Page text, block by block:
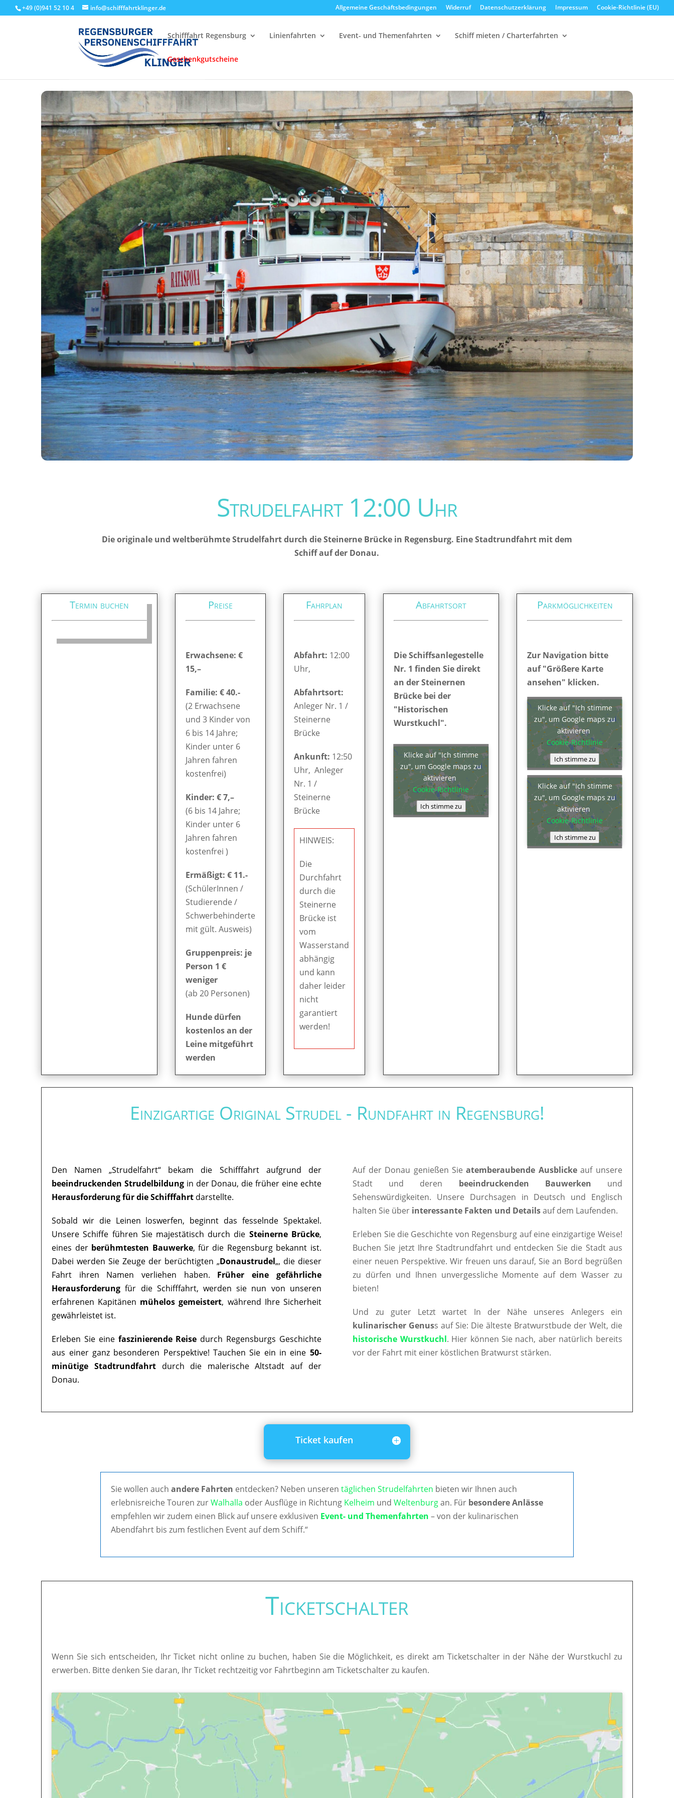
+49 (0)941 52 10 4 info@schifffahrtklinger.de Allgemeine Geschäftsbedingungen Widerruf Datenschutzerklärung Impressum Cookie-Richtlinie (EU)
Schifffahrt Regensburg Linienfahrten Event- und Themenfahrten Schiff mieten / Charterfahrten
Geschenkgutscheine
Events - Schifffahrt Regensburg Linienfahrten
Strudelfahrt 12:00 Uhr
Die originale und weltberühmte Strudelfahrt durch die Steinerne Brücke in Regensburg. Eine Stadtrundfahrt mit dem
Schiff auf der Donau.
Termin buchen Preise
Erwachsene: €
15,–
Familie: € 40.-
(2 Erwachsene
und 3 Kinder von
6 bis 14 Jahre;
Kinder unter 6
Jahren fahren
kostenfrei)
Kinder: € 7,–
(6 bis 14 Jahre;
Kinder unter 6
Jahren fahren
kostenfrei )
Ermäßigt: € 11.-
(SchülerInnen /
Studierende /
Schwerbehinderte
mit gült. Ausweis)
Gruppenpreis: je
Person 1 €
weniger
(ab 20 Personen)
Hunde dürfen
kostenlos an der
Leine mitgeführt
werden
Fahrplan
Abfahrt: 12:00
Uhr,
Abfahrtsort:
Anleger Nr. 1 /
Steinerne
Brücke
Ankunft: 12:50
Uhr, Anleger
Nr. 1 /
Steinerne
Brücke
HINWEIS:
Die
Durchfahrt
durch die
Steinerne
Brücke ist
vom
Wasserstand
abhängig
und kann
daher leider
nicht
garantiert
werden!
Abfahrtsort
Die Schiffsanlegestelle
Nr. 1 finden Sie direkt
an der Steinernen
Brücke bei der
"Historischen
Wurstkuchl".
Klicke auf "Ich stimme
zu", um Google maps zu
aktivieren
Cookie-Richtlinie
Ich stimme zu
Parkmöglichkeiten
Zur Navigation bitte
auf "Größere Karte
ansehen" klicken.
Klicke auf "Ich stimme
zu", um Google maps zu
aktivieren
Cookie-Richtlinie
Ich stimme zu
Klicke auf "Ich stimme
zu", um Google maps zu
aktivieren
Cookie-Richtlinie
Ich stimme zu
Einzigartige Original Strudel - Rundfahrt in Regensburg!
Den Namen „Strudelfahrt“ bekam die Schifffahrt aufgrund der
beeindruckenden Strudelbildung in der Donau, die früher eine echte
Herausforderung für die Schifffahrt darstellte.
Sobald wir die Leinen loswerfen, beginnt das fesselnde Spektakel.
Unsere Schiffe führen Sie majestätisch durch die Steinerne Brücke,
eines der berühmtesten Bauwerke, für die Regensburg bekannt ist.
Dabei werden Sie Zeuge der berüchtigten „Donaustrudel„, die dieser
Fahrt ihren Namen verliehen haben. Früher eine gefährliche
Herausforderung für die Schifffahrt, werden sie nun von unseren
erfahrenen Kapitänen mühelos gemeistert, während Ihre Sicherheit
gewährleistet ist.
Erleben Sie eine faszinierende Reise durch Regensburgs Geschichte
aus einer ganz besonderen Perspektive! Tauchen Sie ein in eine 50-
minütige Stadtrundfahrtdurch die malerische Altstadt auf der
Donau.
Auf der Donau genießen Sieatemberaubende Ausblickeauf unsere
Stadt und deren beeindruckenden Bauwerken und
Sehenswürdigkeiten. Unsere Durchsagen in Deutsch und Englisch
halten Sie über interessante Fakten und Detailsauf dem Laufenden.
Erleben Sie die Geschichte von Regensburg auf eine einzigartige Weise!
Buchen Sie jetzt Ihre Stadtrundfahrt und entdecken Sie die Stadt aus
einer neuen Perspektive. Wir freuen uns darauf, Sie an Bord begrüßen
zu dürfen und Ihnen unvergessliche Momente auf dem Wasser zu
bieten!
Und zu guter Letzt wartet In der Nähe unseres Anlegers ein
kulinarischer Genuss auf Sie: Die älteste Bratwurstbude der Welt, die
historische Wurstkuchl. Hier können Sie nach, aber natürlich bereits
vor der Fahrt mit einer köstlichen Bratwurst stärken.
Ticket kaufen
Sie wollen auchandere Fahrten entdecken? Neben unserentäglichen Strudelfahrten bieten wir Ihnen auch
erlebnisreiche Touren zurWalhalla oder Ausflüge in Richtung Kelheim undWeltenburgan. Für besondere Anlässe
empfehlen wir zudem einen Blick auf unsere exklusiven Event- und Themenfahrten – von der kulinarischen
Abendfahrt bis zum festlichen Event auf dem Schiff.“
Ticketschalter
Wenn Sie sich entscheiden, Ihr Ticket nicht online zu buchen, haben Sie die Möglichkeit, es direkt am Ticketschalter in der Nähe der Wurstkuchl zu
erwerben. Bitte denken Sie daran, Ihr Ticket rechtzeitig vor Fahrtbeginn am Ticketschalter zu kaufen.